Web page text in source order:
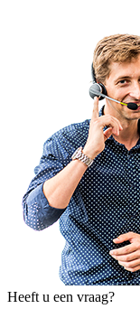
Heeft u een vraag?